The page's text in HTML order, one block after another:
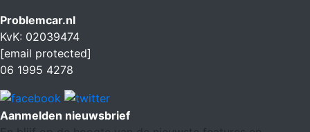
Problemcar.nl
KvK: 02039474
[email protected]
06 1995 4278
Aanmelden nieuwsbrief